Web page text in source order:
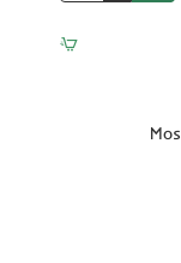
smussata
18/20